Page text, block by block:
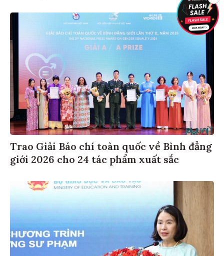
Trao Giải Báo chí toàn quốc về Bình đẳng
giới 2026 cho 24 tác phẩm xuất sắc